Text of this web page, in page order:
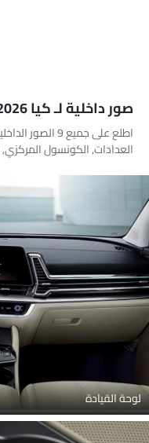
صور داخلية لـ كيا Sportage 2026
العدادات, الكونسول
رأس المقعد الأمامي,
لوحة القيادة